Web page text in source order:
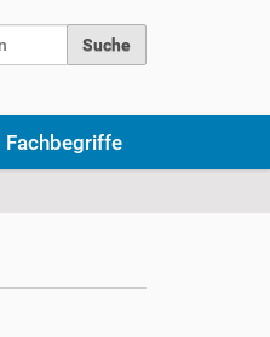
Fachbegriffe